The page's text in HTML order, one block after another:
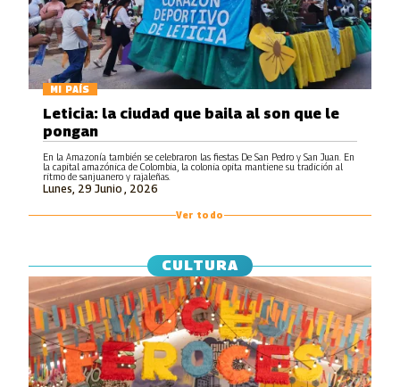
MI PAÍS
Lunes, 29 Junio , 2026
Leticia: la ciudad que baila al son que le
pongan
En la Amazonía también se celebraron las fiestas De San Pedro y San Juan. En
la capital amazónica de Colombia, la colonia opita mantiene su tradición al
ritmo de sanjuanero y rajaleñas.
Ver todo
CULTURA